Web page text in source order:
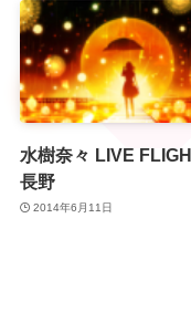
水樹奈々 LIVE
長野
2014年6月11日